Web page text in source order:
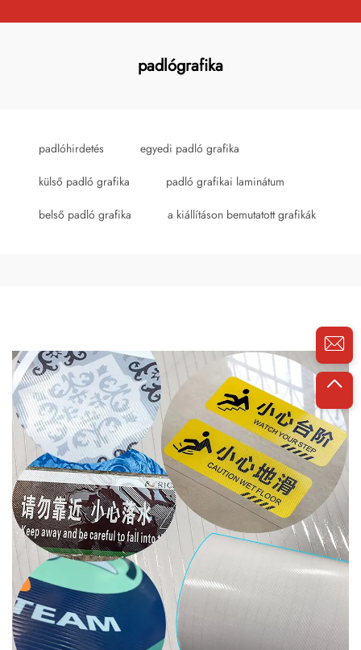
padlógrafika
padlóhirdetés egyedi padló grafika
külső padló grafika padló grafikai laminátum
belső padló grafika a kiállításon bemutatott grafikák